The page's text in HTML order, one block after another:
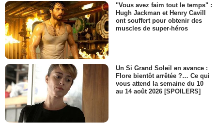
"Vous avez faim tout le temps" :
Hugh Jackman et Henry Cavill
ont souffert pour obtenir des
muscles de super-héros
Un Si Grand Soleil en avance :
Flore bientôt arrêtée ?… Ce qui
vous attend la semaine du 10
au 14 août 2026 [SPOILERS]